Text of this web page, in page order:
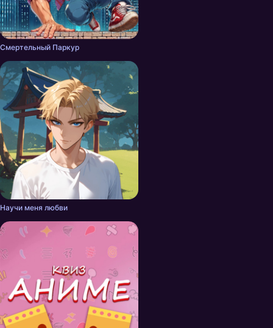
Смертельный Паркур
Научи меня любви